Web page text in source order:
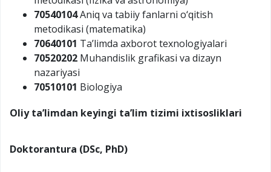
70540104Aniq va tabiiy fanlarni o‘qitish
metodikasi (matematika)
70640101 Ta’limda axborot texnologiyalari
70520202 Muhandislik grafikasi va dizayn
nazariyasi
70510101 Biologiya
Oliy ta’limdan keyingi ta’lim tizimi ixtisosliklari
Doktorantura (DSc, PhD)